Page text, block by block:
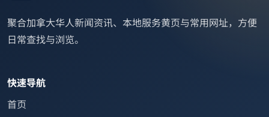
聚合加拿大华人新闻资讯、本地服务黄页与常用网址，方便
日常查找与浏览。
快速导航
首页